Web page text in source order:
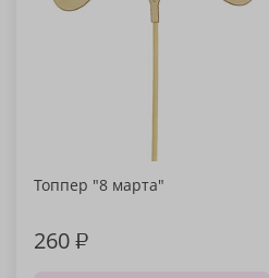
Топпер "8 марта"
260₽